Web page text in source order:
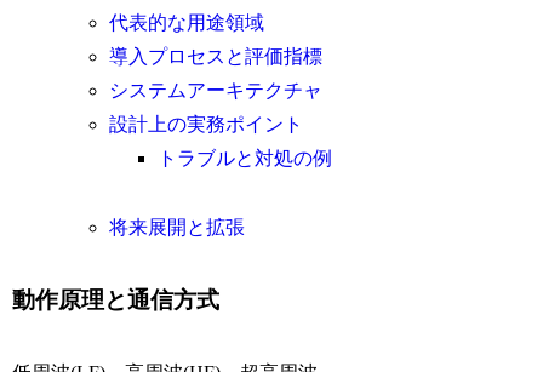
代表的な用途領域
導入プロセスと評価指標
システムアーキテクチャ
設計上の実務ポイント
トラブルと対処の例
将来展開と拡張
動作原理と通信方式